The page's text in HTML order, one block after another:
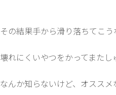
その結果手から滑り落ちてこう
壊れにくいやつをかってまたし
なんか知らないけど、オススメ